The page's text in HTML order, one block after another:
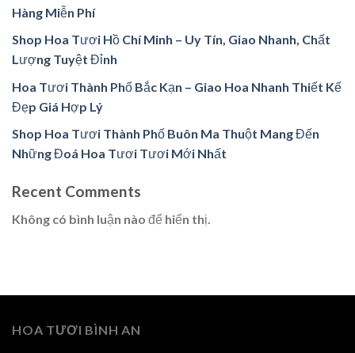
Hàng Miễn Phí
Shop Hoa Tươi Hồ Chí Minh – Uy Tín, Giao Nhanh, Chất
Lượng Tuyệt Đỉnh
Hoa Tươi Thành Phố Bắc Kạn – Giao Hoa Nhanh Thiết Kế
Đẹp Giá Hợp Lý
Shop Hoa Tươi Thành Phố Buôn Ma Thuột Mang Đến
Những Đoá Hoa Tươi Tươi Mới Nhất
Recent Comments
Không có bình luận nào để hiển thị.
HOA TƯƠI BÌNH AN